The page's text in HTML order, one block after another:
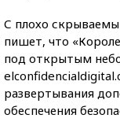
С плохо
пишет, что
под открытым
развертывания
обеспечения